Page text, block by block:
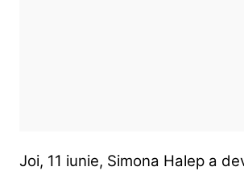
Joi, 11 iunie, Simona Halep a